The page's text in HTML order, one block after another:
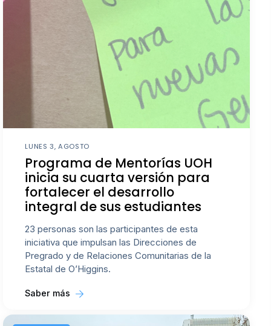
LUNES 3, AGOSTO
Programa de Mentorías UOH
inicia su cuarta versión para
fortalecer el desarrollo
integral de sus estudiantes
23 personas son las participantes de esta
iniciativa que impulsan las Direcciones de
Pregrado y de Relaciones Comunitarias de la
Estatal de O’Higgins.
Saber más